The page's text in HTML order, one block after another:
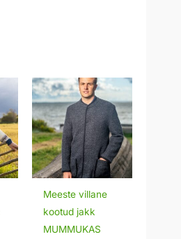
Meeste villane
kootud jakk
MUMMUKAS